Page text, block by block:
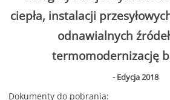
ciepła, instalacji
odnawialnych
termomodernizację
- Edycja 2018
Dokumenty do pobrania: